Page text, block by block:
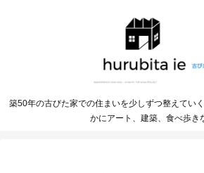
築50年の古びた家での住まいを少しずつ整えてい
かにアート、建築、食べ歩き